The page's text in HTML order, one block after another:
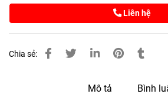
Liên hệ
Chia sẻ:
Mô tả Bình